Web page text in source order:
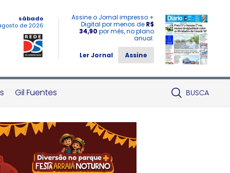
sábado
de 2026
Assine o Jornal impresso +
Digital por menos de R$
34,90 por mês, no plano
anual.
Ler Jornal
Assine
Gil Fuentes BUSCA